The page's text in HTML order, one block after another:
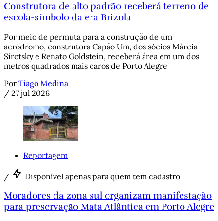
Construtora de alto padrão receberá terreno de
escola-símbolo da era Brizola
Por meio de permuta para a construção de um
aeródromo, construtora Capão Um, dos sócios Márcia
Sirotsky e Renato Goldstein, receberá área em um dos
metros quadrados mais caros de Porto Alegre
Por Tiago Medina
/ 27 jul 2026
Reportagem
/ Disponível apenas para quem tem cadastro
Moradores da zona sul organizam manifestação
para preservação Mata Atlântica em Porto Alegre